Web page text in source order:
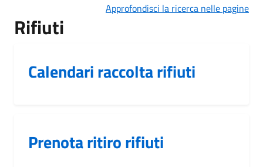
Approfondisci la ricerca nelle pagine
Rifiuti
Calendari raccolta rifiuti
Prenota ritiro rifiuti